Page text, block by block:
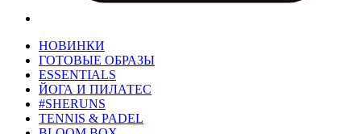
НОВИНКИ
ГОТОВЫЕ ОБРАЗЫ
ESSENTIALS
ЙОГА И ПИЛАТЕС
#SHERUNS
TENNIS & PADEL